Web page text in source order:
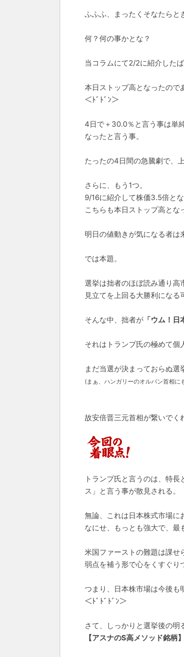
ふふふ、まったくそなたらと
何？何の事かとな？
当コラムにて2/2に紹介した
本日ストップ高となったので
＜ﾄﾞﾄﾞﾝ＞
4日で＋30.0％と言う事は単
なったと言う事。
たったの4日間の急騰劇で、
さらに、もう1つ。
9/16に紹介して株価3.5倍と
こちらも本日ストップ高とな
明日の値動きが気になる者は
では本題。
選挙は拙者のほぼ読み通り高
見立てを上回る大勝利になる
そんな中、拙者が 「ウム！
それはトランプ氏の極めて個
まだ当選が決まっておらぬ
(まぁ、ハンガリーのオルバン首相に
故安倍晋三元首相が繋いでく
トランプ氏と言うのは、特
ス」と言う事が散見される。
無論、これは日本株式市場に
なにせ、もっとも強大で、最
米国ファーストの難題は課せ
弱点を補う形で心をくすぐり
つまり、日本株市場は今後も
＜ﾄﾞﾄﾞﾄﾞﾝ＞
さて、しっかりと選挙後の
【アスナのS高メソッド銘柄】